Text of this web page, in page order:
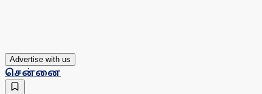
Advertise with us
சென்னை